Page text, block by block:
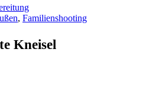
, Familienshooting
Kneisel